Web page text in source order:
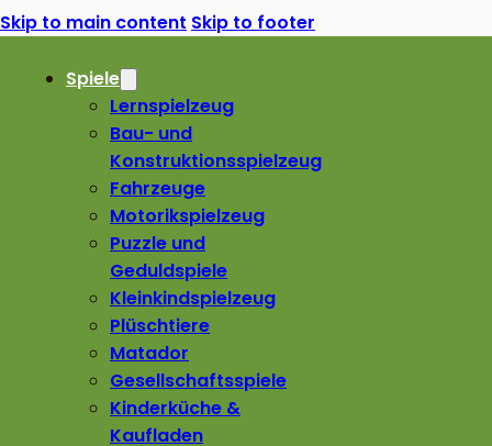
Skip to main content Skip to footer
Spiele
Lernspielzeug
Bau- und
Konstruktionsspielzeug
Fahrzeuge
Motorikspielzeug
Puzzle und
Geduldspiele
Kleinkindspielzeug
Plüschtiere
Matador
Gesellschaftsspiele
Kinderküche &
Kaufladen